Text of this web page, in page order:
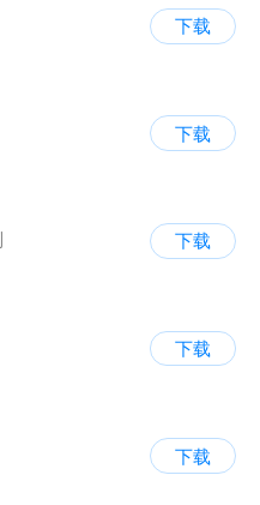
下载
下载
下载
下载
下载